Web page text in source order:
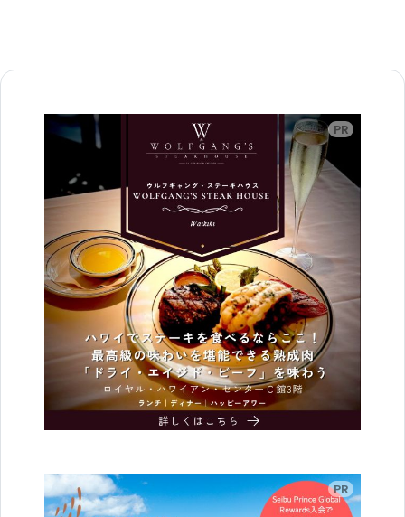
広告
広告